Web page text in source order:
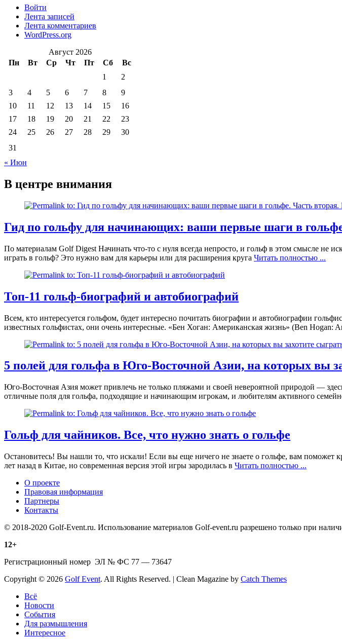
Войти
Лента записей
Лента комментариев
WordPress.org
Август 2026
Пн
Вт Ср Чт Пт Сб
Вс
1
2
3
4 5 6 7 8
9
10
11 12 13 14 15
16
17
18 19 20 21 22
23
24
25 26 27 28 29
30
31
« Июн
В центре внимания
Гид по гольфу для начинающих: ваши первые шаги в
По материалам Golf Digest Начинать что-то с нуля всегда непросто, и гольф в этом смысле не
играть в гольф? Это нужно вам для карьеры или для расширения круга Читать полностью ...
Топ-11 гольф-биографий и автобиографий
Всем, кто интересуется гольфом, будет интересно почитать биографии и автобиографии
известных гольфистах, они очень интересные. «Бен Хоган: Американская жизнь» (Ben Hogan:
5 полей для гольфа в Юго-Восточной Азии, на которых вы
Юго-Восточная Азия может привлечь не только пляжами и своей невероятной природой —
отличные поля для гольфа, подходящие и начинающим игрокам, и любителям активного
Гольф для чайников. Все, что нужно знать о гольфе
Остановитесь! Вы нашли то, что искали! Если вы еще ничего не знаете о гольфе, вам поможет
лет назад в Китае, но современная версия этой игры зародилась в Читать полностью ...
О проекте
Правовая информация
Партнеры
Контакты
© 2018-2020 Golf-Event.ru. Использование материалов Golf-event.ru разрешено только при
12+
Регистрационный номер ЭЛ № ФС 77 — 73647
Copyright © 2026 Golf Event. All Rights Reserved. | Clean Magazine by Catch Themes
Всё
Новости
События
Для размышления
Интересное